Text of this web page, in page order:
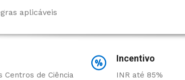
aplicáveis
Centros de Ciência
Incentivo
INR até 85%